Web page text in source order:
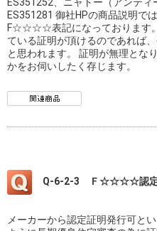
ES351281 御社HPの商品説明で
F☆☆☆☆表記になっております
ている証明が頂けるのであれば
と思われます。 証明が無理とな
かをお伺いしたく存じます。
Q-6-2-3 Ｆ☆☆☆☆認定
メーカーから認定証明発行可と